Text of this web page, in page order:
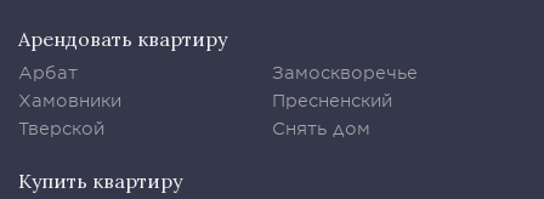
Арендовать квартиру
Арбат
Хамовники
Тверской
Замоскворечье
Пресненский
Снять дом
Купить квартиру